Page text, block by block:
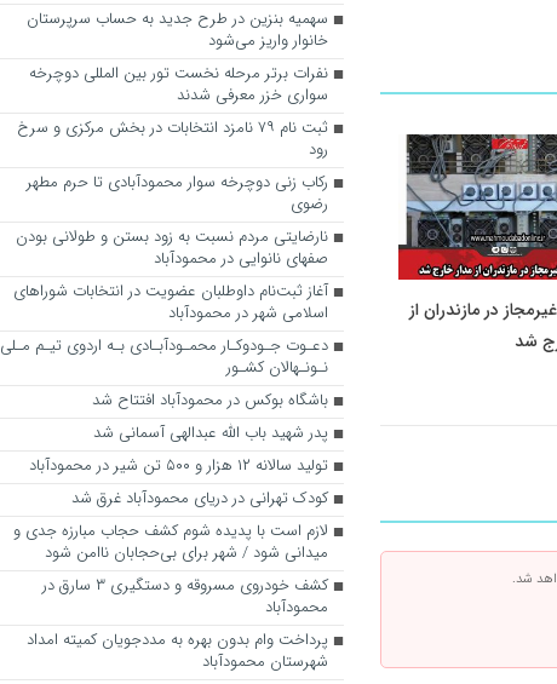
غیرمجاز در مازندران از
شد
شد.
سهمیه بنزین در طرح جدید به حساب سرپرستان
خانوار واریز می‌شود
نفرات برتر مرحله نخست تور بین المللی دوچرخه
سواری خزر معرفی شدند
ثبت نام 7۹ نامزد انتخابات در بخش مرکزی و سرخ
رود
رکاب زنی دوچرخه سوار محمودآبادی تا حرم مطهر
رضوی
نارضایتی مردم نسبت به زود بستن و طولانی بودن
صفهای نانوایی در محمودآباد
آغاز ثبت‌نام داوطلبان عضویت در انتخابات شوراهای
اسلامی شهر در محمودآباد
دعـوت جـودوکـار محمـودآبـادی بـه اردوی تیـم مـلی
نـونـهالان کشـور
باشگاه بوکس در محمودآباد افتتاح شد
پدر شهید باب الله عبدالهی آسمانی شد
تولید سالانه ۱۲ هزار و ۵۰۰ تن شیر در محمودآباد
کودک تهرانی در دریای محمودآباد غرق شد
لازم است با پدیده شوم کشف حجاب مبارزه جدی و
میدانی شود / شهر برای بی‌حجابان ناامن شود
کشف خودروی مسروقه و دستگیری ۳ سارق در
محمودآباد
پرداخت وام‌ بدون بهره به مددجویان کمیته امداد
شهرستان محمودآباد